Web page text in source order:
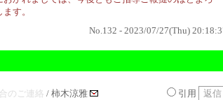
す。
No.132 - 2023/07/27(Thu)
のご連絡 / 柿木涼雅 引用